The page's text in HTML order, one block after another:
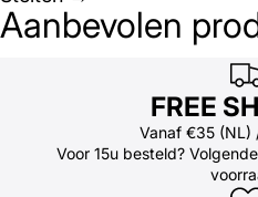
Aanbevolen
FREE
Vanaf €35 (NL)
Voor 15u besteld?